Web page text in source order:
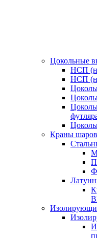
Цокольные
НСП
НСП
Краны